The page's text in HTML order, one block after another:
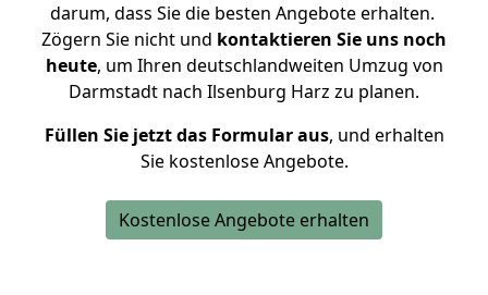
darum, dass Sie die besten Angebote erhalten.
Zögern Sie nicht und kontaktieren Sie uns noch
heute, um Ihren deutschlandweiten Umzug von
Darmstadt nach Ilsenburg Harz zu planen.
Füllen Sie jetzt das Formular aus, und erhalten
Sie kostenlose Angebote.
Kostenlose Angebote erhalten